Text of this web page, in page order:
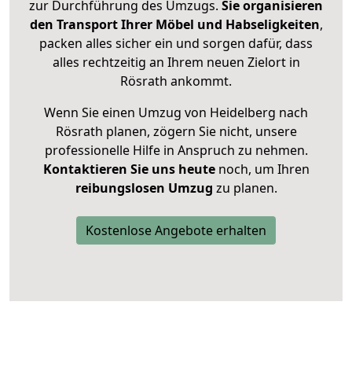
zur Durchführung des Umzugs. Sie organisieren
den Transport Ihrer Möbel und Habseligkeiten,
packen alles sicher ein und sorgen dafür, dass
alles rechtzeitig an Ihrem neuen Zielort in
Rösrath ankommt.
Wenn Sie einen Umzug von Heidelberg nach
Rösrath planen, zögern Sie nicht, unsere
professionelle Hilfe in Anspruch zu nehmen.
Kontaktieren Sie uns heutenoch, um Ihren
reibungslosen Umzug zu planen.
Kostenlose Angebote erhalten